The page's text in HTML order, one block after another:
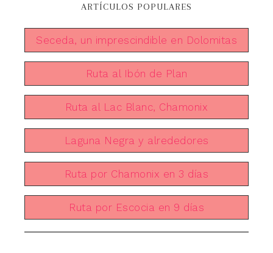
ARTÍCULOS POPULARES
Seceda, un imprescindible en Dolomitas
Ruta al Ibón de Plan
Ruta al Lac Blanc, Chamonix
Laguna Negra y alrededores
Ruta por Chamonix en 3 días
Ruta por Escocia en 9 días